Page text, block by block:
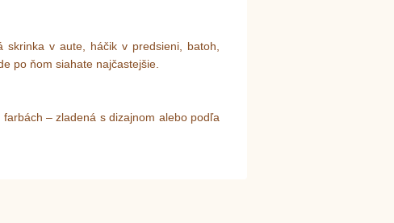
v aute, háčik v predsieni, batoh,
po ňom siahate najčastejšie.
– zladená s dizajnom alebo podľa